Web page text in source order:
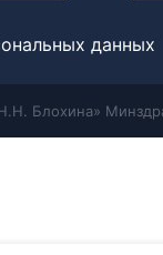
данных
Блохина»